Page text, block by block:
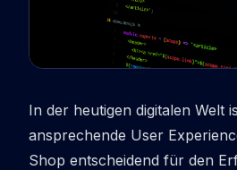
In der heutigen digitalen Welt
ansprechende User
Shop entscheidend für den